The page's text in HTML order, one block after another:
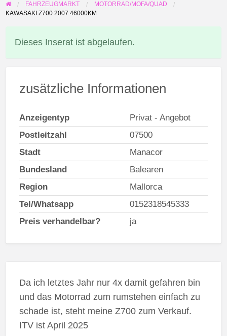
FAHRZEUGMARKT
MOTORRAD/MOFA/QUAD
KAWASAKI Z700 2007 46000KM
Dieses Inserat ist abgelaufen.
zusätzliche Informationen
Anzeigentyp
Privat - Angebot
Postleitzahl
07500
Stadt
Manacor
Bundesland
Balearen
Region
Mallorca
Tel/Whatsapp
0152318545333
Preis verhandelbar?
ja
Da ich letztes Jahr nur 4x damit gefahren bin
und das Motorrad zum rumstehen einfach zu
schade ist, steht meine Z700 zum Verkauf.
ITV ist April 2025